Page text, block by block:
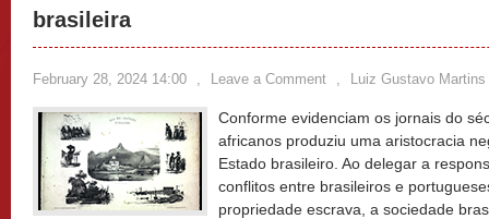
brasileira
February 28, 2024 14:00 , Leave a Comment , Luiz Gustavo
Conforme evidenciam os jornais do
africanos produziu uma aristocracia
Estado brasileiro. Ao delegar a
conflitos entre brasileiros e
propriedade escrava, a sociedade